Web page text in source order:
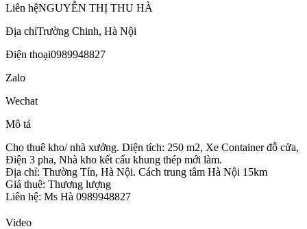
Liên hệNGUYỄN THỊ THU HÀ
Địa chỉTrường Chinh, Hà Nội
Điện thoại0989948827
Zalo
Wechat
Mô tả
Cho thuê kho/ nhà xưởng. Diện tích: 250 m2, Xe Container đỗ cửa,
Điện 3 pha, Nhà kho kết cấu khung thép mới làm.
Địa chỉ: Thường Tín, Hà Nội. Cách trung tâm Hà Nội 15km
Giá thuê: Thương lượng
Liên hệ: Ms Hà 0989948827
Video